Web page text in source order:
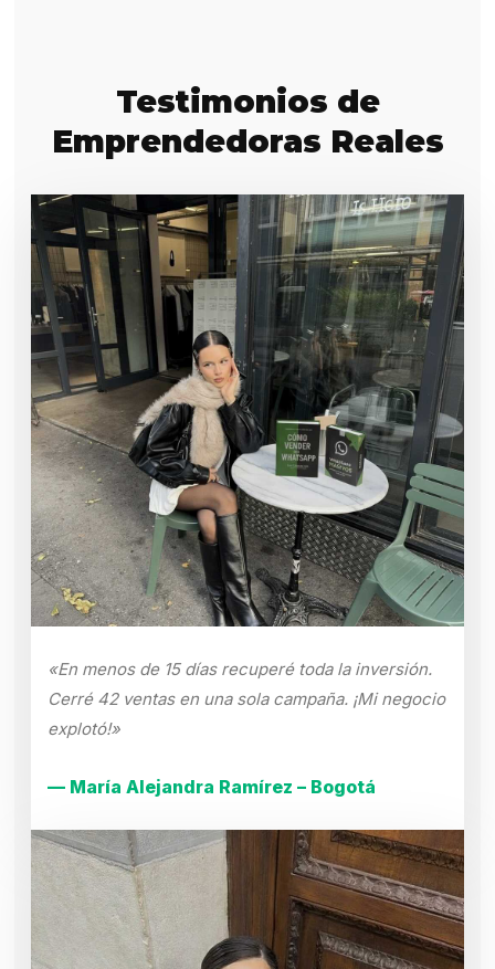
Testimonios de
Emprendedoras Reales
«En menos de 15 días recuperé toda la inversión.
Cerré 42 ventas en una sola campaña. ¡Mi negocio
explotó!»
— María Alejandra Ramírez – Bogotá